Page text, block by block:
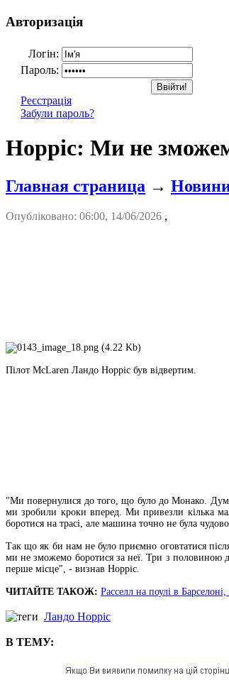
Авторизація
Логін:
Пароль:
Реєстрація
Забули пароль?
Норріс: Ми не
Главная страница →
Опубліковано: 06:00, 14/06/2026 ,
Пілот McLaren Ландо Норріс був відвертим.
"Ми повернулися до того, що було до Монако.
ми зробили кроки вперед. Ми привезли кілька
боротися на трасі, але машина точно не була
Так що як би нам не було приємно оговтатися
ми не зможемо боротися за неї. Три з половиною
перше місце", - визнав Норріс.
ЧИТАЙТЕ ТАКОЖ: Расселл на поулі в
Ландо Норріс
В ТЕМУ: